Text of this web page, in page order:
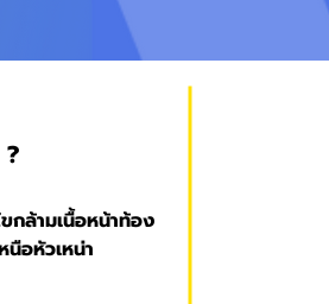
กล้ามเนื้อหน้าท้อง
อหัวเหน่า